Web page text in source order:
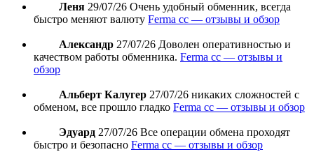
Леня 29/07/26 Очень удобный обменник, всегда
быстро меняют валюту Ferma cc — отзывы и обзор
Александр 27/07/26 Доволен оперативностью и
качеством работы обменника. Ferma cc — отзывы и
обзор
Альберт Калугер 27/07/26 никаких сложностей с
обменом, все прошло гладко Ferma cc — отзывы и обзор
Эдуард 27/07/26 Все операции обмена проходят
быстро и безопасно Ferma cc — отзывы и обзор